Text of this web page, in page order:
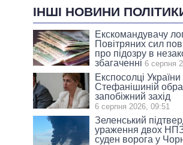
ІНШІ НОВИНИ
Екскомандувачу
Повітряних сил
про підозру в
збагаченні 6 серпня
Експосолці
Стефанішиній
запобіжний захід
6 серпня 2026, 09:51
Зеленський
ураження двох НПЗ
суден ворога у